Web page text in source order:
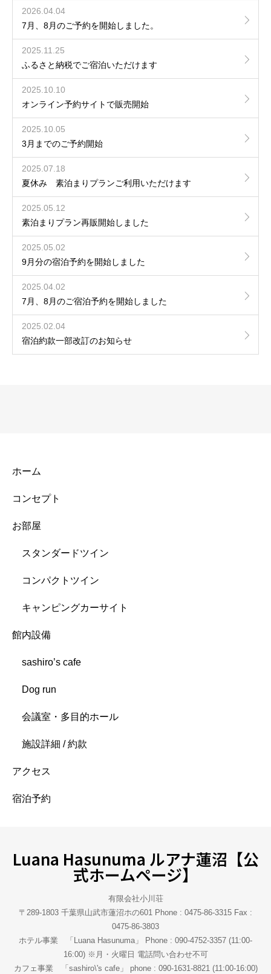
2026.04.04
7月、8月のご予約を開始しました。
2025.11.25
ふるさと納税でご宿泊いただけます
2025.10.10
オンライン予約サイトで販売開始
2025.10.05
3月までのご予約開始
2025.07.18
夏休み 素泊まりプランご利用いただけます
2025.05.12
素泊まりプラン再販開始しました
2025.05.02
9月分の宿泊予約を開始しました
2025.04.02
7月、8月のご宿泊予約を開始しました
2025.02.04
宿泊約款一部改訂のお知らせ
ホーム
コンセプト
お部屋
スタンダードツイン
コンパクトツイン
キャンピングカーサイト
館内設備
sashiro’s cafe
Dog run
会議室・多目的ホール
施設詳細 / 約款
アクセス
宿泊予約
Luana Hasunuma ルアナ蓮沼【公
式ホームページ】
有限会社小川荘
〒289-1803 千葉県山武市蓮沼ホの601 Phone : 0475-86-3315 Fax :
0475-86-3803
ホテル事業 「Luana Hasunuma」 Phone : 090-4752-3357 (11:00-
16:00) ※月・火曜日 電話問い合わせ不可
カフェ事業 「sashiro\'s cafe」 phone : 090-1631-8821 (11:00-16:00)